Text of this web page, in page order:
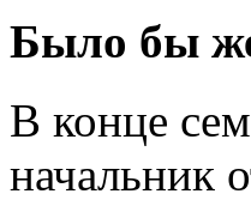
Было бы
В конце
начальник